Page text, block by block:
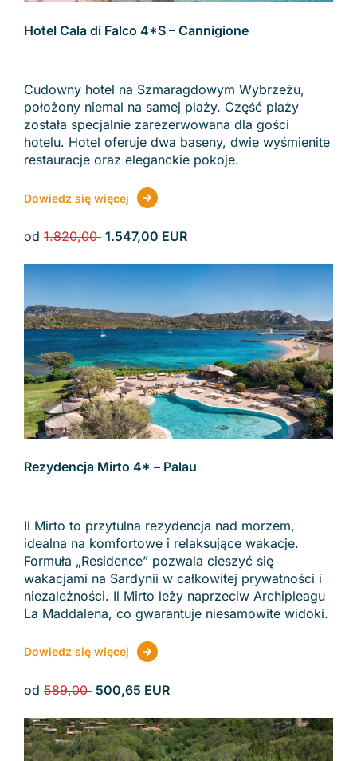
Hotel Cala di Falco 4*S – Cannigione
Cudowny hotel na Szmaragdowym Wybrzeżu,
położony niemal na samej plaży. Część plaży
została specjalnie zarezerwowana dla gości
hotelu. Hotel oferuje dwa baseny, dwie wyśmienite
restauracje oraz eleganckie pokoje.
Dowiedz się więcej
od 1.820,00 1.547,00 EUR
Rezydencja Mirto 4* – Palau
Il Mirto to przytulna rezydencja nad morzem,
idealna na komfortowe i relaksujące wakacje.
Formuła „Residence” pozwala cieszyć się
wakacjami na Sardynii w całkowitej prywatności i
niezależności. Il Mirto leży naprzeciw Archipleagu
La Maddalena, co gwarantuje niesamowite widoki.
Dowiedz się więcej
od 589,00 500,65 EUR